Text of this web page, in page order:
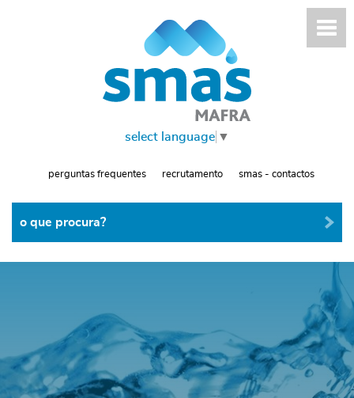
select language ▼
perguntas frequentes recrutamento smas - contactos